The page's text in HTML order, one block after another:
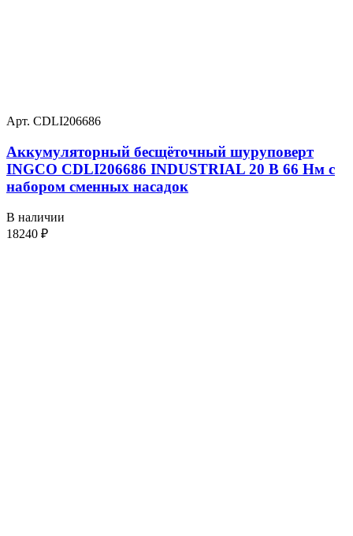
Арт. CDLI206686
Аккумуляторный бесщёточный шуруповерт
INGCO CDLI206686 INDUSTRIAL 20 В 66 Нм с
набором сменных насадок
В наличии
18240 ₽